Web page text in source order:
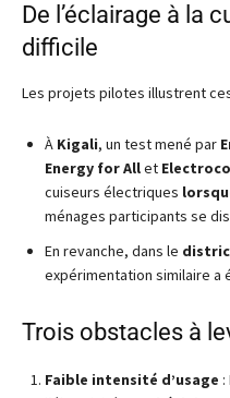
De l’éclairage à la
difficile
Les projets pilotes illustrent
À Kigali, un test mené par
Energy for Allet
cuiseurs électriques
ménages participants se
En revanche, dans le
expérimentation similaire a
Trois obstacles à
Faible intensité d’usage